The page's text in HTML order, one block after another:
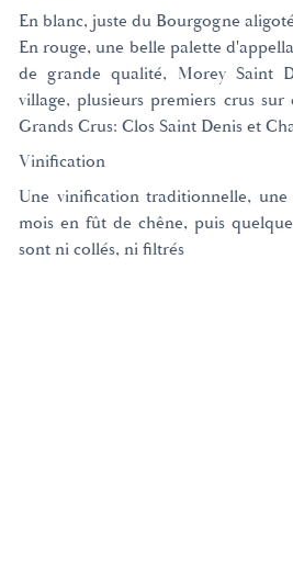
En blanc, juste du Bourgogne
En rouge, une belle palette
de grande qualité, Morey Saint
village, plusieurs premiers crus
Grands Crus: Clos Saint Denis et
Vinification
Une vinification traditionnelle,
mois en fût de chêne, puis
sont ni collés, ni filtrés